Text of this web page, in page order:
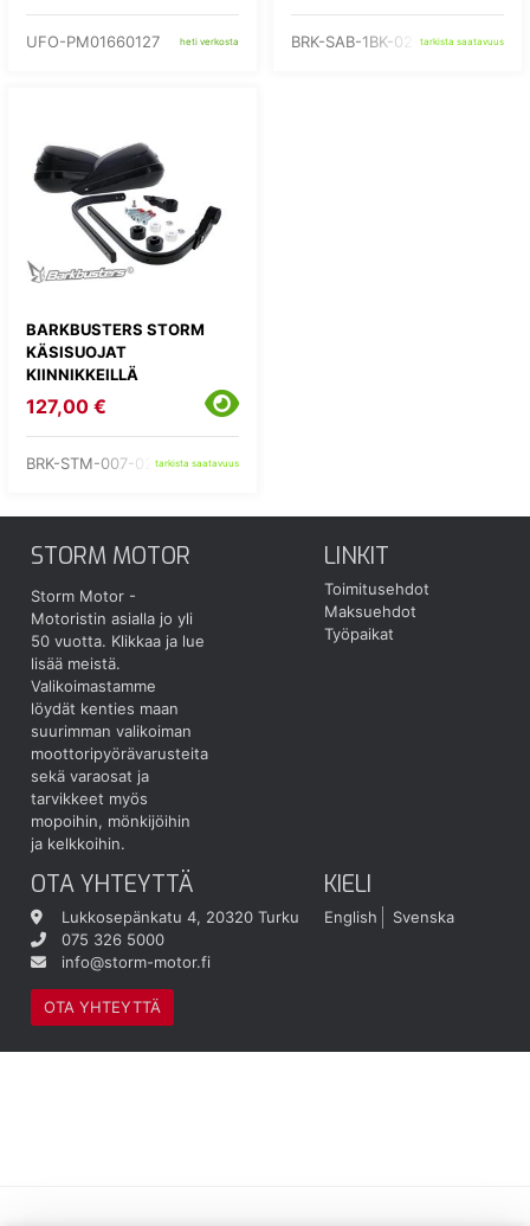
UFO-PM01660127 heti verkosta BRK-SAB-1BK-02-RDtarkista saatavuus
BARKBUSTERS STORM
KÄSISUOJAT
KIINNIKKEILLÄ
127,00 €
BRK-STM-007-02-BKtarkista saatavuus
STORM MOTOR
Storm Motor -
Motoristin asialla jo yli
50 vuotta. Klikkaa ja lue
lisää meistä.
Valikoimastamme
löydät kenties maan
suurimman valikoiman
moottoripyörävarusteita
sekä varaosat ja
tarvikkeet myös
mopoihin, mönkijöihin
ja kelkkoihin.
LINKIT
Toimitusehdot
Maksuehdot
Työpaikat
OTA YHTEYTTÄ
Lukkosepänkatu 4, 20320 Turku
075 326 5000
info@storm-motor.fi
OTA YHTEYTTÄ
KIELI
English Svenska